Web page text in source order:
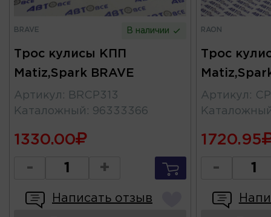
BRAVE В наличии
Трос кулисы КПП
Matiz,Spark BRAVE
Артикул :
BRCP313
Каталожный : 96333366
1330.00
- +
Написать отзыв
RAON
Трос
Артикул :
1720.95
-